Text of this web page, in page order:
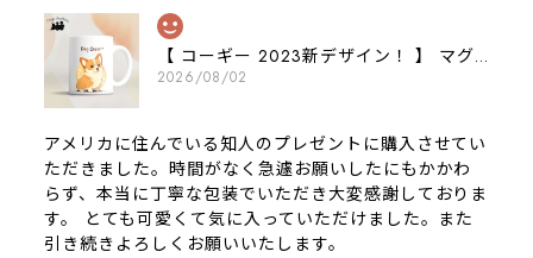
【 コーギー 2023新デザイン！ 】 マグカップ お家用 プレゼント 犬 うちの子 犬グッズ ギフト
2026/08/02
アメリカに住んでいる知人のプレゼントに購入させてい
ただきました。時間がなく急遽お願いしたにもかかわ
らず、本当に丁寧な包装でいただき大変感謝しておりま
す。 とても可愛くて気に入っていただけました。また
引き続きよろしくお願いいたします。